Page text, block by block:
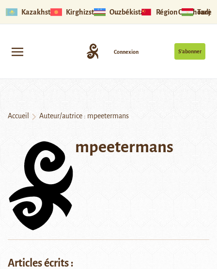
Kazakhstan Kirghizstan Ouzbékistan Région Ouïghoure
S’abonner
Connexion
Accueil Auteur/autrice : mpeetermans
mpeetermans
Articles écrits :